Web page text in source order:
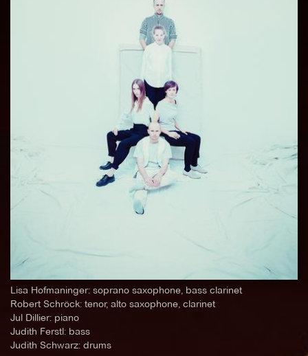
Lisa Hofmaninger: soprano saxophone, bass clarinet
Robert Schröck: tenor, alto saxophone, clarinet
Jul Dillier: piano
Judith Ferstl: bass
Judith Schwarz: drums